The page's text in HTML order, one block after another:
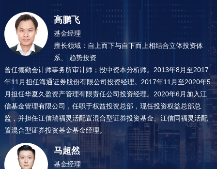
高鹏飞
基金经理
擅长领域：自上而下与自下而上相结合立体投资体
系、 趋势投资
曾任德勤会计师事务所审计师；投中资本分析师。2013年8月至2017
年11月担任海通证券股份有限公司投资经理。2017年11月至2020年5
月担任华夏久盈资产管理有限责任公司投资经理。2020年6月加入江
信基金管理有限公司，任职于权益投资总部，现任投资权益总部总
监，并担任江信瑞福灵活配置混合型证券投资基金、江信同福灵活配
置混合型证券投资基金基金经理。
马超然
基金经理